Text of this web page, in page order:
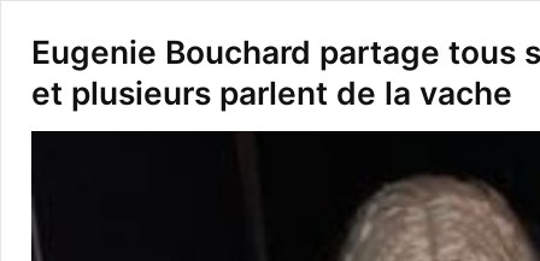
Eugenie Bouchard partage tous
et plusieurs parlent de la vache